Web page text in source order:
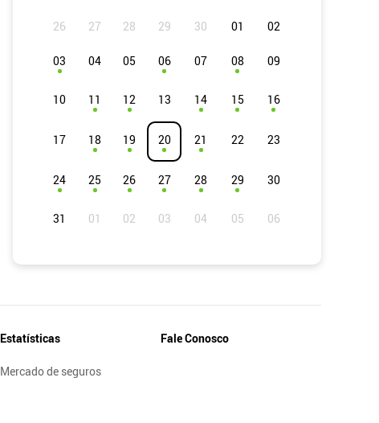
01 02
03 04 05 06 07 08 09
10 11 12 13 14 15 16
17 18 19 20 21 22 23
24 25 26 27 28 29 30
31
Estatísticas
Mercado de seguros
Fale Conosco